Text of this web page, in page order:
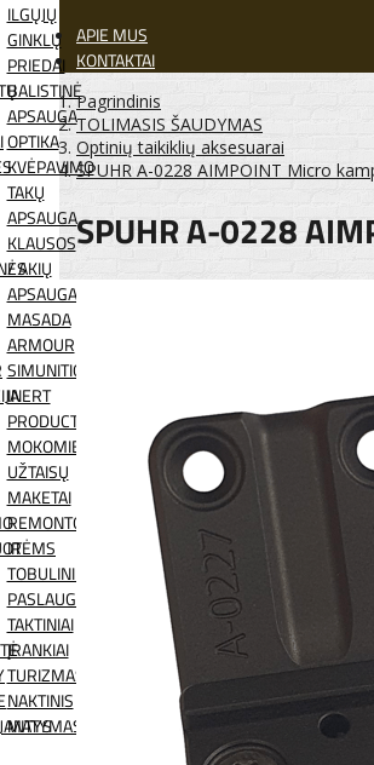
ILGŲJŲ
GINKLŲ
PRIEDAI
BALISTINĖ
APSAUGA
OPTIKA
KVĖPAVIMO
TAKŲ
APSAUGA
KLAUSOS
/ AKIŲ
APSAUGA
MASADA
ARMOUR
SIMUNITION
INERT
PRODUCTS
MOKOMIEJI
UŽTAISŲ
MAKETAI
REMONTO
IR
TOBULINIMO
PASLAUGOS
TAKTINIAI
ĮRANKIAI
TURIZMAS
NAKTINIS
MATYMAS
APIE MUS
KONTAKTAI
Pagrindinis
TOLIMASIS ŠAUDYMAS
Optinių taikiklių aksesuarai
SPUHR A-0228 AIMPOINT Micro
SPUHR A-0228